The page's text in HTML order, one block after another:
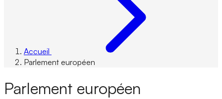
Accueil
Parlement européen
Parlement européen